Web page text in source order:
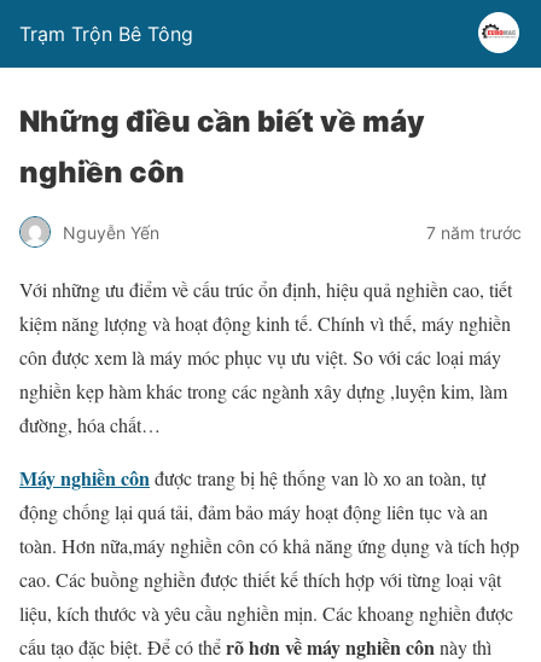
Trạm Trộn Bê Tông
Những điều cần biết về máy
nghiền côn
Nguyễn Yến 7 năm trước
Với những ưu điểm về cấu trúc ổn định, hiệu quả nghiền cao, tiết
kiệm năng lượng và hoạt động kinh tế. Chính vì thế, máy nghiền
côn được xem là máy móc phục vụ ưu việt. So với các loại máy
nghiền kẹp hàm khác trong các ngành xây dựng ,luyện kim, làm
đường, hóa chất…
Máy nghiền cônđược trang bị hệ thống van lò xo an toàn, tự
động chống lại quá tải, đảm bảo máy hoạt động liên tục và an
toàn. Hơn nữa,máy nghiền côn có khả năng ứng dụng và tích hợp
cao. Các buồng nghiền được thiết kế thích hợp với từng loại vật
liệu, kích thước và yêu cầu nghiền mịn. Các khoang nghiền được
cấu tạo đặc biệt. Để có thểrõ hơn về máy nghiền cônnày thì